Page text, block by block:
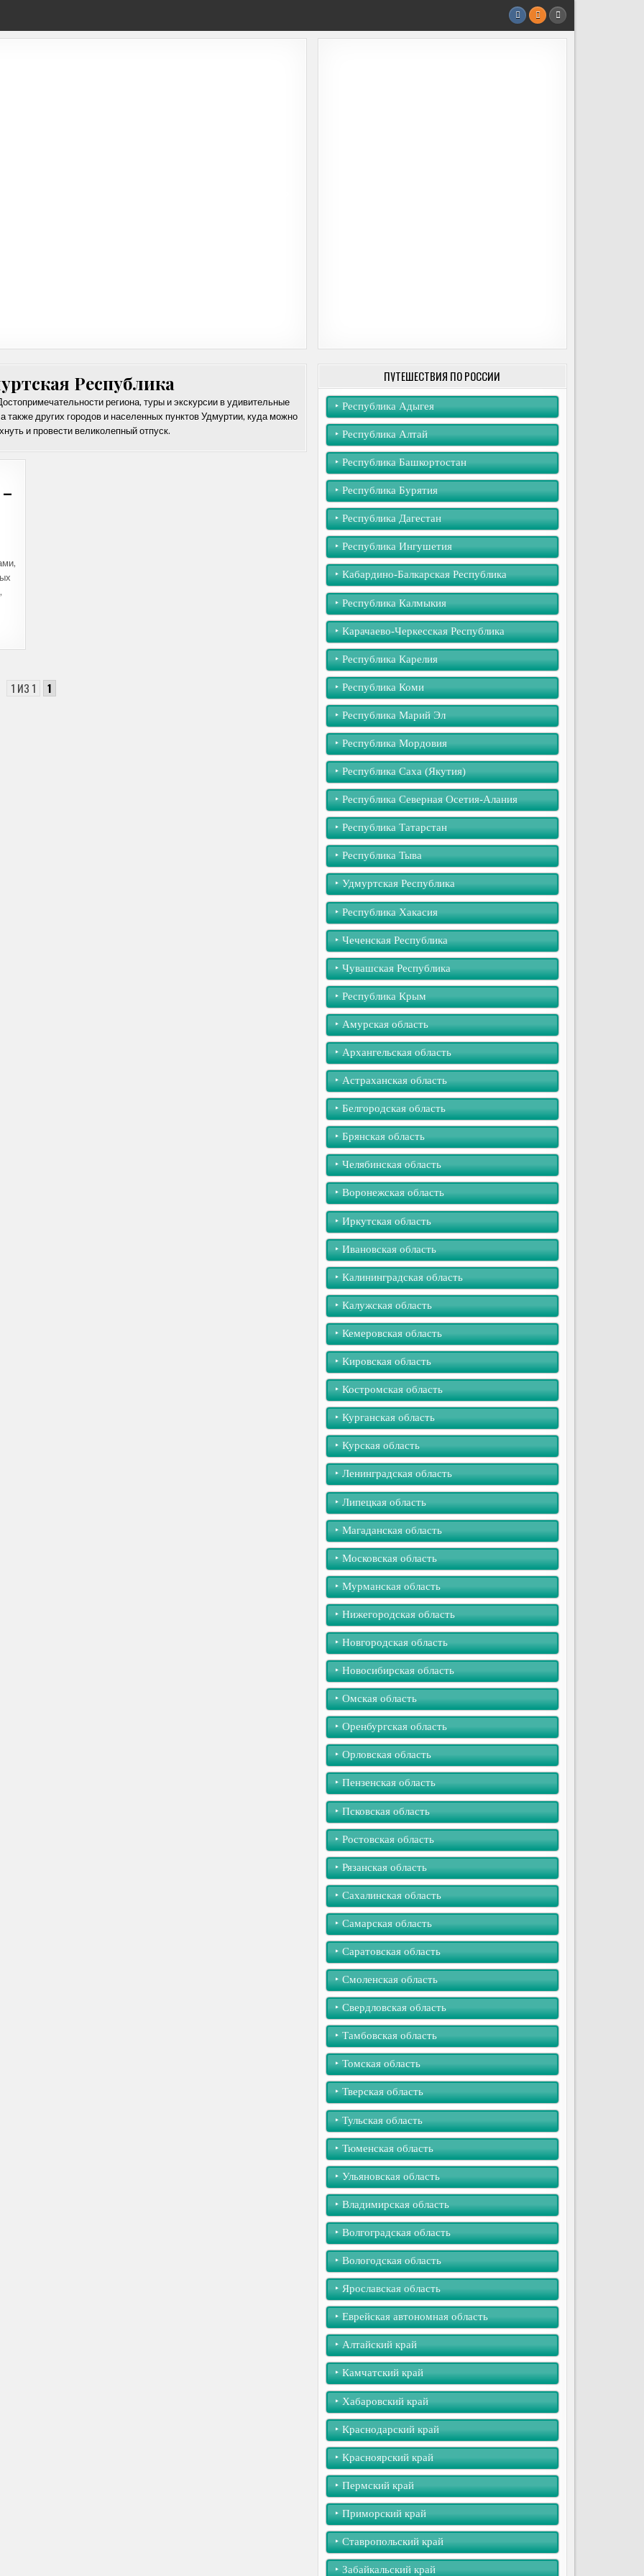
Республика
региона, туры и экскурсии в удивительные
других городов и населенных пунктов Удмуртии, куда можно
и провести великолепный отпуск.
—
1 ИЗ 1 1
ПУТЕШЕСТВИЯ ПО РОССИИ
‣︎ Республика Адыгея
‣︎ Республика Алтай
‣︎ Республика Башкортостан
‣︎ Республика Бурятия
‣︎ Республика Дагестан
‣︎ Республика Ингушетия
‣︎ Кабардино-Балкарская Республика
‣︎ Республика Калмыкия
‣︎ Карачаево-Черкесская Республика
‣︎ Республика Карелия
‣︎ Республика Коми
‣︎ Республика Марий Эл
‣︎ Республика Мордовия
‣︎ Республика Саха (Якутия)
‣︎ Республика Северная Осетия-Алания
‣︎ Республика Татарстан
‣︎ Республика Тыва
‣︎ Удмуртская Республика
‣︎ Республика Хакасия
‣︎ Чеченская Республика
‣︎ Чувашская Республика
‣︎ Республика Крым
‣︎ Амурская область
‣︎ Архангельская область
‣︎ Астраханская область
‣︎ Белгородская область
‣︎ Брянская область
‣︎ Челябинская область
‣︎ Воронежская область
‣︎ Иркутская область
‣︎ Ивановская область
‣︎ Калининградская область
‣︎ Калужская область
‣︎ Кемеровская область
‣︎ Кировская область
‣︎ Костромская область
‣︎ Курганская область
‣︎ Курская область
‣︎ Ленинградская область
‣︎ Липецкая область
‣︎ Магаданская область
‣︎ Московская область
‣︎ Мурманская область
‣︎ Нижегородская область
‣︎ Новгородская область
‣︎ Новосибирская область
‣︎ Омская область
‣︎ Оренбургская область
‣︎ Орловская область
‣︎ Пензенская область
‣︎ Псковская область
‣︎ Ростовская область
‣︎ Рязанская область
‣︎ Сахалинская область
‣︎ Самарская область
‣︎ Саратовская область
‣︎ Смоленская область
‣︎ Свердловская область
‣︎ Тамбовская область
‣︎ Томская область
‣︎ Тверская область
‣︎ Тульская область
‣︎ Тюменская область
‣︎ Ульяновская область
‣︎ Владимирская область
‣︎ Волгоградская область
‣︎ Вологодская область
‣︎ Ярославская область
‣︎ Еврейская автономная область
‣︎ Алтайский край
‣︎ Камчатский край
‣︎ Хабаровский край
‣︎ Краснодарский край
‣︎ Красноярский край
‣︎ Пермский край
‣︎ Приморский край
‣︎ Ставропольский край
‣︎ Забайкальский край